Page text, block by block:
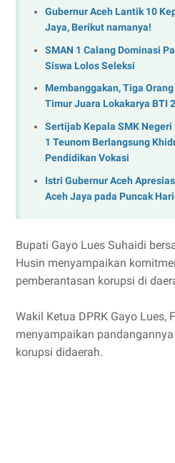
Gubernur Aceh Lantik 10
Jaya, Berikut namanya!
SMAN 1 Calang Dominasi
Siswa Lolos Seleksi
Membanggakan, Tiga
Timur Juara Lokakarya BTI
Sertijab Kepala SMK Negeri
1 Teunom Berlangsung
Pendidikan Vokasi
Istri Gubernur Aceh
Aceh Jaya pada Puncak
Bupati Gayo Lues Suhaidi
Husin menyampaikan
pemberantasan korupsi di
Wakil Ketua DPRK Gayo Lues,
menyampaikan
korupsi didaerah.